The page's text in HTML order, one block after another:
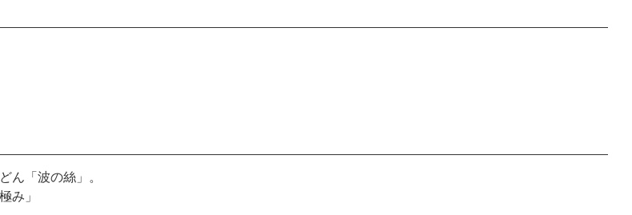
ん「波の絲」。
み」